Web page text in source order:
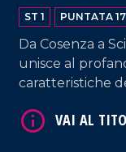
ST 1 PUNTATA 17
Da Cosenza a
unisce al
caratteristiche
VAI AL TITOLO